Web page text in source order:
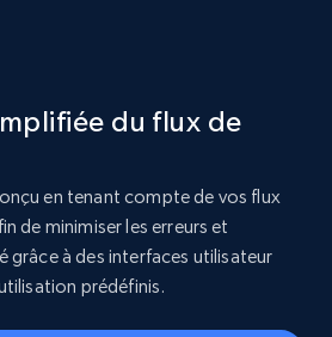
du flux de
en tenant compte de vos flux
de minimiser les erreurs et
grâce à des interfaces utilisateur
prédéfinis.